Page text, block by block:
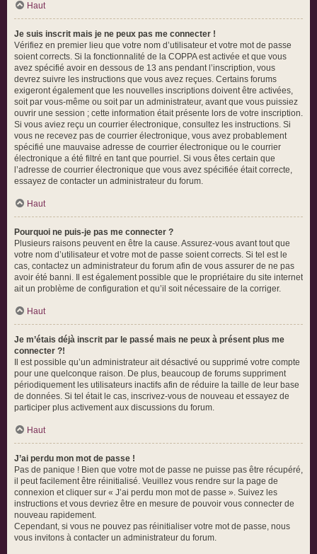
Haut
Je suis inscrit mais je ne peux pas me connecter !
Vérifiez en premier lieu que votre nom d’utilisateur et votre mot de passe
soient corrects. Si la fonctionnalité de la COPPA est activée et que vous
avez spécifié avoir en dessous de 13 ans pendant l’inscription, vous
devrez suivre les instructions que vous avez reçues. Certains forums
exigeront également que les nouvelles inscriptions doivent être activées,
soit par vous-même ou soit par un administrateur, avant que vous puissiez
ouvrir une session ; cette information était présente lors de votre inscription.
Si vous aviez reçu un courrier électronique, consultez les instructions. Si
vous ne recevez pas de courrier électronique, vous avez probablement
spécifié une mauvaise adresse de courrier électronique ou le courrier
électronique a été filtré en tant que pourriel. Si vous êtes certain que
l’adresse de courrier électronique que vous avez spécifiée était correcte,
essayez de contacter un administrateur du forum.
Haut
Pourquoi ne puis-je pas me connecter ?
Plusieurs raisons peuvent en être la cause. Assurez-vous avant tout que
votre nom d’utilisateur et votre mot de passe soient corrects. Si tel est le
cas, contactez un administrateur du forum afin de vous assurer de ne pas
avoir été banni. Il est également possible que le propriétaire du site internet
ait un problème de configuration et qu’il soit nécessaire de la corriger.
Haut
Je m’étais déjà inscrit par le passé mais ne peux à présent plus me
connecter ?!
Il est possible qu’un administrateur ait désactivé ou supprimé votre compte
pour une quelconque raison. De plus, beaucoup de forums suppriment
périodiquement les utilisateurs inactifs afin de réduire la taille de leur base
de données. Si tel était le cas, inscrivez-vous de nouveau et essayez de
participer plus activement aux discussions du forum.
Haut
J’ai perdu mon mot de passe !
Pas de panique ! Bien que votre mot de passe ne puisse pas être récupéré,
il peut facilement être réinitialisé. Veuillez vous rendre sur la page de
connexion et cliquer sur « J’ai perdu mon mot de passe ». Suivez les
instructions et vous devriez être en mesure de pouvoir vous connecter de
nouveau rapidement.
Cependant, si vous ne pouvez pas réinitialiser votre mot de passe, nous
vous invitons à contacter un administrateur du forum.